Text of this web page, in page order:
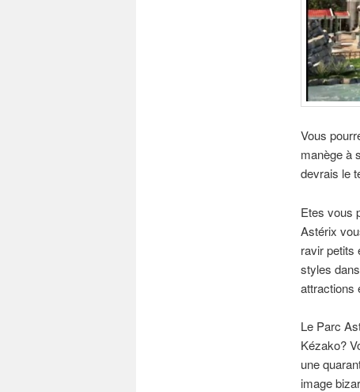
Vous
manège à
devrais le
Etes vous
Astérix
ravir petits
styles
attractions
Le Parc
Kézako?
une
image